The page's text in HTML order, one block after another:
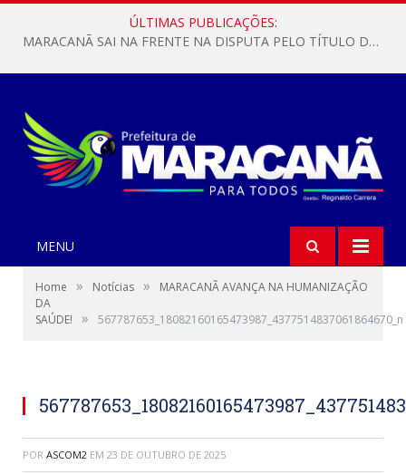
ÚLTIMAS PUBLICAÇÕES:
MARACANÃ SAI NA FRENTE NA DISPUTA PELO TÍTULO DA COPA PARÁ SUB-17!
MENU
Home » Notícias »
MARACANÃ AVANÇA NA HUMANIZAÇÃO
DA
SAÚDE!
» 567787653_18082160165473987_4377514837061864670_n
POR ASCOM2 EM 23 DE OUTUBRO DE 2025